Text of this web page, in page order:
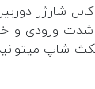
شارژر
شدت ورودی و
شاپ